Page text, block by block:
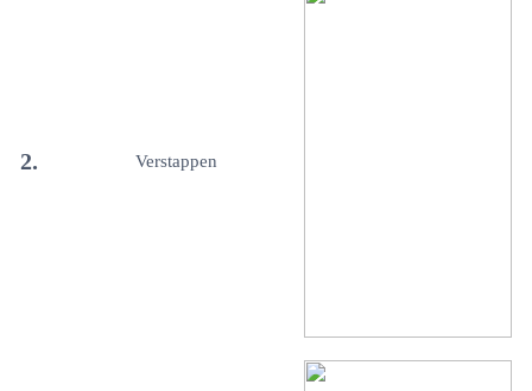
2. Verstappen